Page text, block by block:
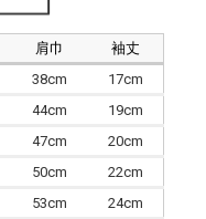
肩巾
袖丈
38cm
17cm
44cm
19cm
47cm
20cm
50cm
22cm
53cm 24cm